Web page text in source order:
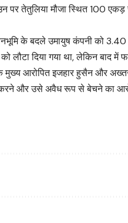
पर तेतुलिया मौजा स्थित 100
के बदले उमायुष कंपनी को
को लौटा दिया गया था, लेकिन बाद
आरोपित इजहार हुसैन और
करने और उसे अवैध रूप से बेचने का